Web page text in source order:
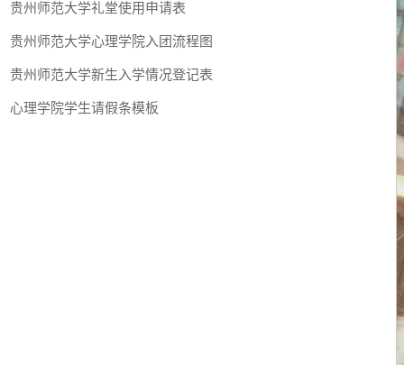
贵州师范大学礼堂使用申请表
贵州师范大学心理学院入团流程图
贵州师范大学新生入学情况登记表
心理学院学生请假条模板